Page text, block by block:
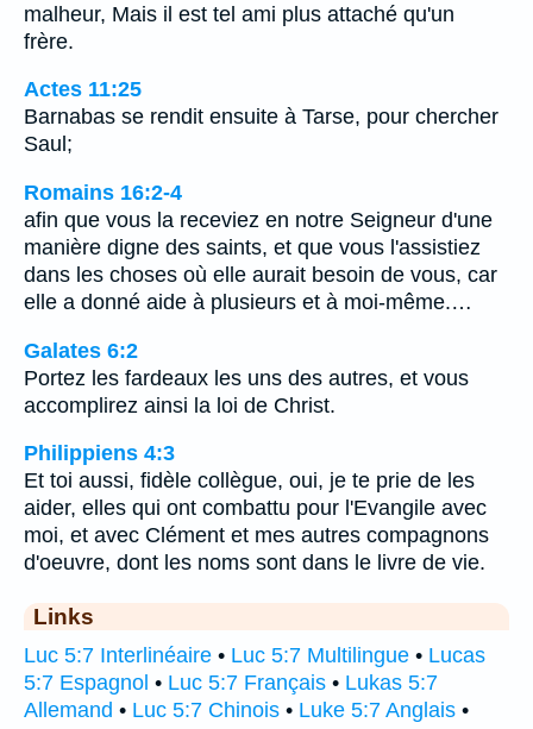
malheur, Mais il est tel ami plus attaché qu'un
frère.
Actes 11:25
Barnabas se rendit ensuite à Tarse, pour chercher
Saul;
Romains 16:2-4
afin que vous la receviez en notre Seigneur d'une
manière digne des saints, et que vous l'assistiez
dans les choses où elle aurait besoin de vous, car
elle a donné aide à plusieurs et à moi-même.…
Galates 6:2
Portez les fardeaux les uns des autres, et vous
accomplirez ainsi la loi de Christ.
Philippiens 4:3
Et toi aussi, fidèle collègue, oui, je te prie de les
aider, elles qui ont combattu pour l'Evangile avec
moi, et avec Clément et mes autres compagnons
d'oeuvre, dont les noms sont dans le livre de vie.
Links
Luc 5:7 Interlinéaire • Luc 5:7 Multilingue • Lucas
5:7 Espagnol • Luc 5:7 Français • Lukas 5:7
Allemand • Luc 5:7 Chinois • Luke 5:7 Anglais •